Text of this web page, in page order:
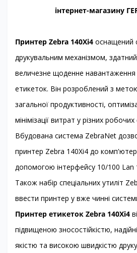
інтернет-магазину
Принтер Zebra 140Xi4 оснащений
друкувальним механізмом,
величезне щоденне навантаження
етикеток. Він розроблений з
загальної продуктивності,
мінімізації витрат у різних
Вбудована система ZebraNet
принтер Zebra 140Xi4 до
допомогою інтерфейсу 10/100 Lan
Також набір спеціальних утиліт
ввести принтер у вже чинні
Принтер етикеток Zebra 140Xi4
підвищеною зносостійкістю,
якістю та високою швидкістю